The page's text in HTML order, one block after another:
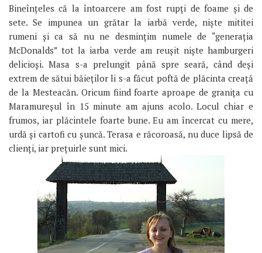
Bineînțeles că la întoarcere am fost rupți de foame și de
sete. Se impunea un grătar la iarbă verde, niște mititei
rumeni și ca să nu ne desmințim numele de “generația
McDonalds” tot la iarba verde am reușit niște hamburgeri
delicioși. Masa s-a prelungit până spre seară, când deși
extrem de sătui băieților li s-a făcut poftă de plăcinta creață
de la Mesteacăn. Oricum fiind foarte aproape de granița cu
Maramureșul în 15 minute am ajuns acolo. Locul chiar e
frumos, iar plăcintele foarte bune. Eu am încercat cu mere,
urdă și cartofi cu șuncă. Terasa e răcoroasă, nu duce lipsă de
clienți, iar prețuirle sunt mici.